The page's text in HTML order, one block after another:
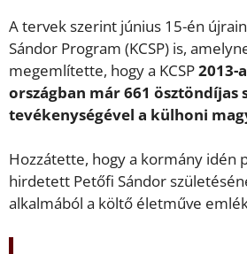
A tervek szerint június 15-én
Sándor Program (KCSP) is,
megemlítette, hogy a KCSP2013-
országban már 661 ösztöndíjas
tevékenységével a külhoni
Hozzátette, hogy a kormány idén
hirdetett Petőfi Sándor
alkalmából a költő életműve